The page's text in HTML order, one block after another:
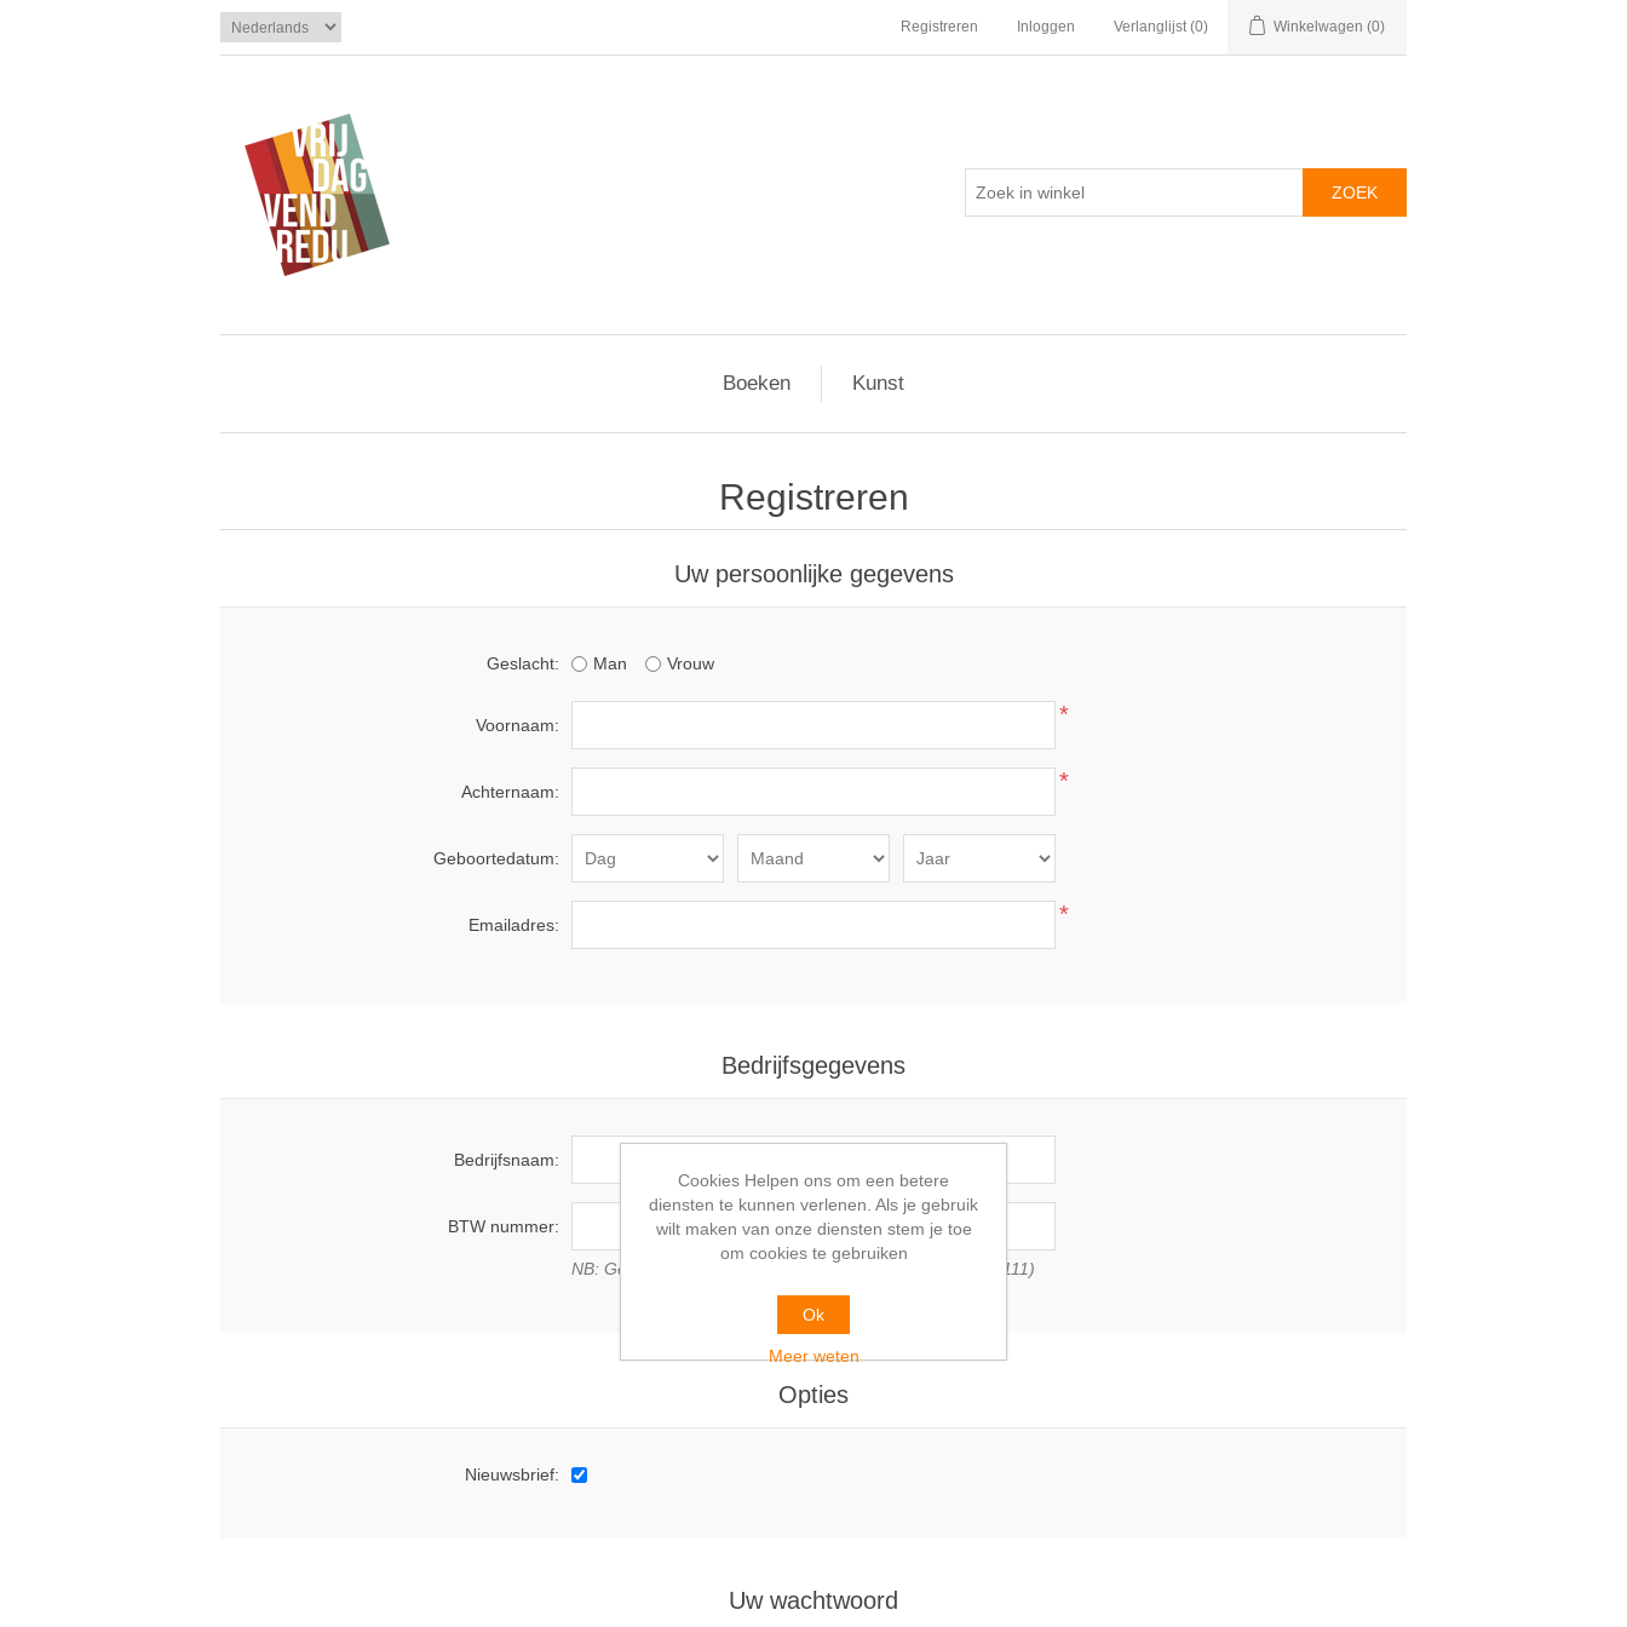
Registreren Inloggen Verlanglijst (0) Winkelwagen (0)
Boeken Kunst
Registreren
Uw persoonlijke gegevens
Geslacht: Man Vrouw
Voornaam: *
Achternaam: *
Geboortedatum:
Emailadres: *
Bedrijfsgegevens
Bedrijfsnaam:
BTW nummer:
NB: Geef BTW nummer met landscode (b.v. NL 1111 11 111)
Opties
Nieuwsbrief:
Uw wachtwoord
Cookies Helpen ons om een betere
diensten te kunnen verlenen. Als je gebruik
wilt maken van onze diensten stem je toe
om cookies te gebruiken
Ok
Meer weten